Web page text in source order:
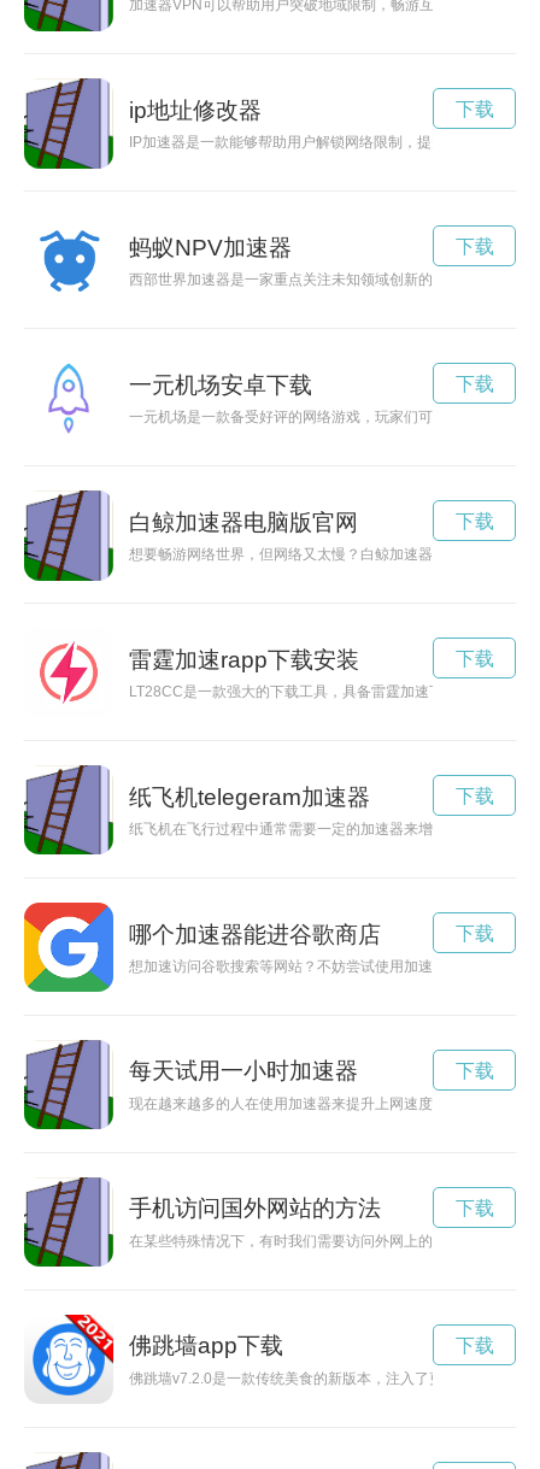
加速器VPN可以帮助用户突破地域限制，畅游互联网世界，访
ip地址修改器
IP加速器是一款能够帮助用户解锁网络限制，提升网络速度，
下载
蚂蚁NPV加速器
西部世界加速器是一家重点关注未知领域创新的科技公司，通
下载
一元机场安卓下载
一元机场是一款备受好评的网络游戏，玩家们可以在官方网站
下载
白鲸加速器电脑版官网
想要畅游网络世界，但网络又太慢？白鲸加速器App就是你的
下载
雷霆加速rapp下载安装
LT28CC是一款强大的下载工具，具备雷霆加速下载功能，可以
下载
纸飞机telegeram加速器
纸飞机在飞行过程中通常需要一定的加速器来增加飞行速度，
下载
哪个加速器能进谷歌商店
想加速访问谷歌搜索等网站？不妨尝试使用加速器，让你轻松
下载
每天试用一小时加速器
现在越来越多的人在使用加速器来提升上网速度，而现在有些
下载
手机访问国外网站的方法
在某些特殊情况下，有时我们需要访问外网上的一些内容，但
下载
佛跳墙app下载
佛跳墙v7.2.0是一款传统美食的新版本，注入了更多创新元素，
下载